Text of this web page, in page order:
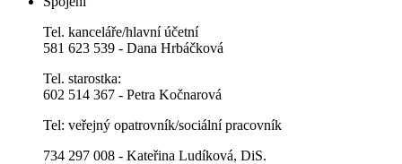
Tel. kanceláře/hlavní účetní
581 623 539 - Dana Hrbáčková
Tel. starostka:
602 514 367 - Petra Kočnarová
Tel: veřejný opatrovník/sociální pracovník
734 297 008 - Kateřina Ludíková, DiS.